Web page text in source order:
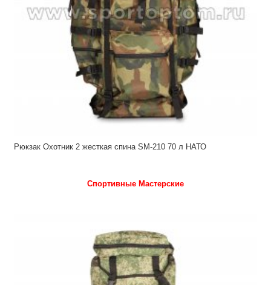
Рюкзак Охотник 2 жесткая спина SM-210 70 л НАТО
Спортивные Мастерские